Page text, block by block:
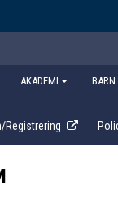
AKADEMI
Registrering